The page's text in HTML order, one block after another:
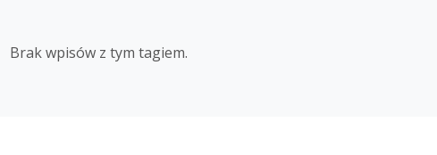
Brak wpisów z tym tagiem.